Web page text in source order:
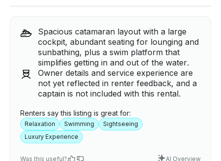
Spacious catamaran layout with a large
cockpit, abundant seating for lounging and
sunbathing, plus a swim platform that
simplifies getting in and out of the water.
Owner details and service experience are
not yet reflected in renter feedback, and a
captain is not included with this rental.
Renters say this listing is great for:
Relaxation Swimming
Sightseeing
Luxury Experience
Was this useful? AI Overview